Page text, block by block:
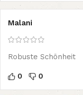
Malani
Robuste Schönheit
0 0